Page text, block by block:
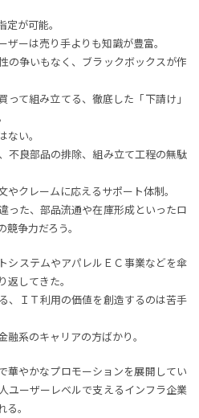
が可能。
ーは売り手よりも知識が豊富。
の争いもなく、ブラックボックスが作
って組み立てる、徹底した「下請け」
い。
不良部品の排除、組み立て工程の無駄
クレームに応えるサポート体制。
った、部品流通や在庫形成といったロ
争力だろう。
システムやアパレルＥＣ事業などを傘
してきた。
、ＩＴ利用の価値を創造するのは苦手
系のキャリアの方ばかり。
華やかなプロモーションを展開してい
ユーザーレベルで支えるインフラ企業
。